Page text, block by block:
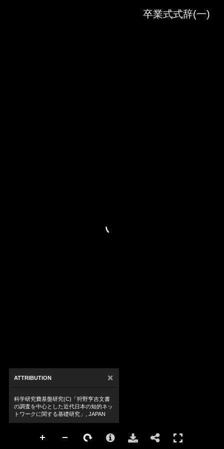
卒業式式辞(一)
ATTRIBUTION ×
科学研究費基盤研究(C)「狩野亨吉文書
の調査を中心とした近代日本の知的ネッ
トワークに関する基礎研究」, JAPAN